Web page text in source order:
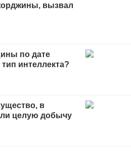
вызвал
по дате
интеллекта?
в
целую добычу